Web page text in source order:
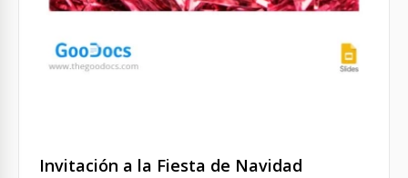
Invitación a la Fiesta de Navidad